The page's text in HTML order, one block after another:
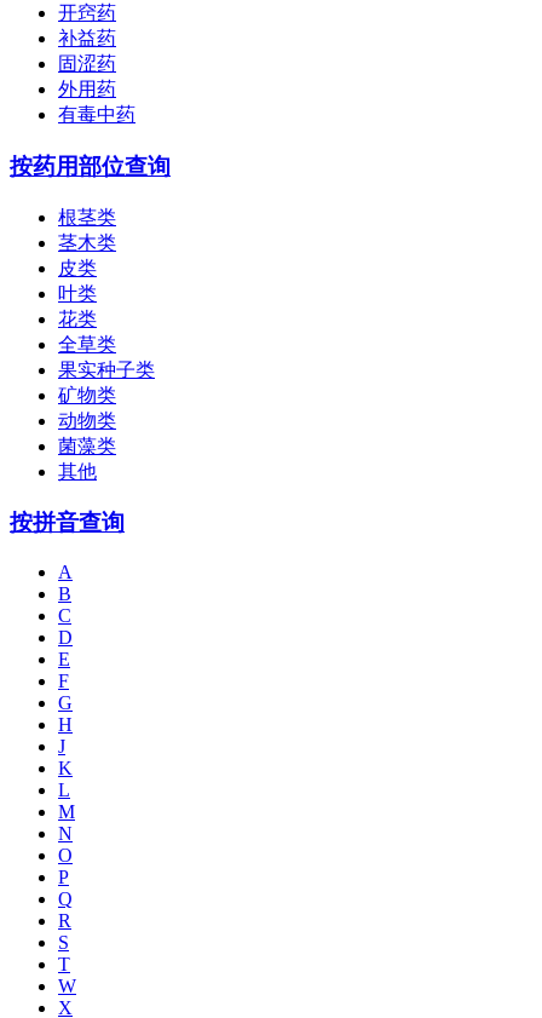
开窍药
补益药
固涩药
外用药
有毒中药
按药用部位查询
根茎类
茎木类
皮类
叶类
花类
全草类
果实种子类
矿物类
动物类
菌藻类
其他
按拼音查询
A
B
C
D
E
F
G
H
J
K
L
M
N
O
P
Q
R
S
T
W
X